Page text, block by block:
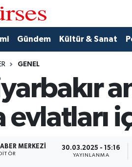
Gündem Kültür & Sanat
GENEL
evlatları
MERKEZI 30.03.2025 - 15:16
YAYINLANMA
Durumu ve Fikstür